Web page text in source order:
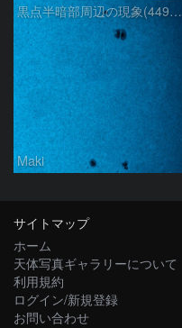
黒点半暗部周辺の現象(4498、4502付近)8/6
Maki
サイトマップ
ホーム
天体写真ギャラリーについて
利用規約
ログイン/新規登録
お問い合わせ